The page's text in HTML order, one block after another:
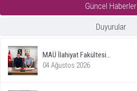
Güncel Haberler
Duyurular
MAÜ İlahiyat Fakültesi...
04 Ağustos 2026